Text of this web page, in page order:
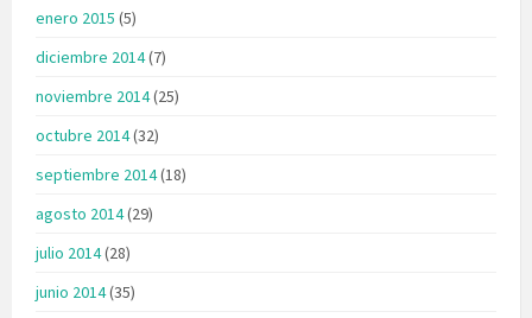
enero 2015 (5)
diciembre 2014(7)
noviembre 2014(25)
octubre 2014(32)
septiembre 2014(18)
agosto 2014(29)
julio 2014(28)
junio 2014(35)